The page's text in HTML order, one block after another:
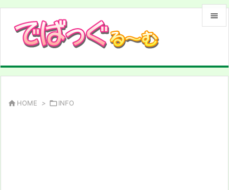


 HOME > INFO